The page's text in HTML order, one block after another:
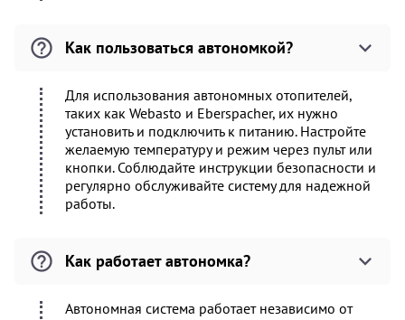
Как пользоваться автономкой?
Для использования автономных отопителей,
таких как Webasto и Eberspacher, их нужно
установить и подключить к питанию. Настройте
желаемую температуру и режим через пульт или
кнопки. Соблюдайте инструкции безопасности и
регулярно обслуживайте систему для надежной
работы.
Как работает автономка?
Автономная система работает независимо от